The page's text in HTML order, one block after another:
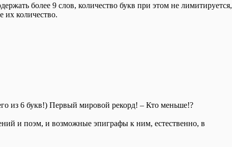
более 9 слов, количество букв при этом не лимитируется,
их количество.
из 6 букв!) Первый мировой рекорд! – Кто меньше!?
и поэм, и возможные эпиграфы к ним, естественно, в